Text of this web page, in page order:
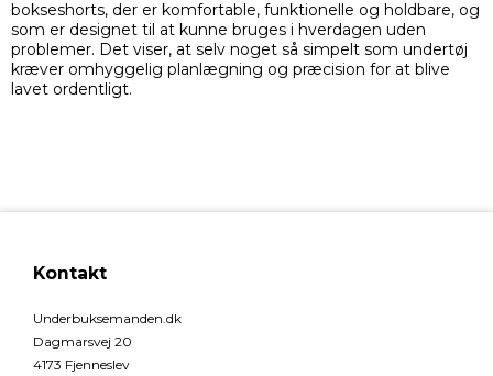
bokseshorts, der er komfortable, funktionelle og holdbare, og
som er designet til at kunne bruges i hverdagen uden
problemer. Det viser, at selv noget så simpelt som undertøj
kræver omhyggelig planlægning og præcision for at blive
lavet ordentligt.
Kontakt
Underbuksemanden.dk
Dagmarsvej 20
4173 Fjenneslev